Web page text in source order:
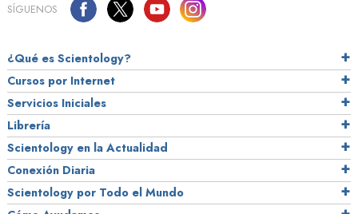
SÍGUENOS
¿Qué es Scientology?
Cursos por Internet
Servicios Iniciales
Librería
Scientology en la Actualidad
Conexión Diaria
Scientology por Todo el Mundo